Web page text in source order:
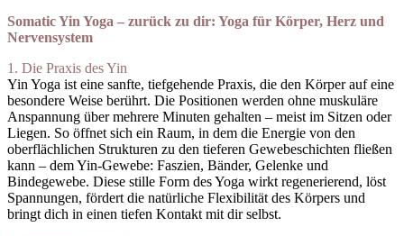
Somatic Yin Yoga – zurück zu dir: Yoga für Körper, Herz und
Nervensystem
1. Die Praxis des Yin
Yin Yoga ist eine sanfte, tiefgehende Praxis, die den Körper auf eine
besondere Weise berührt. Die Positionen werden ohne muskuläre
Anspannung über mehrere Minuten gehalten – meist im Sitzen oder
Liegen. So öffnet sich ein Raum, in dem die Energie von den
oberflächlichen Strukturen zu den tieferen Gewebeschichten fließen
kann – dem Yin-Gewebe: Faszien, Bänder, Gelenke und
Bindegewebe. Diese stille Form des Yoga wirkt regenerierend, löst
Spannungen, fördert die natürliche Flexibilität des Körpers und
bringt dich in einen tiefen Kontakt mit dir selbst.